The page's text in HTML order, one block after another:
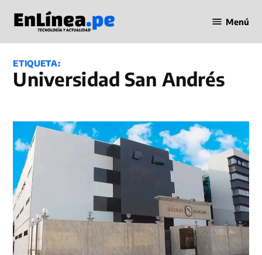
contenido
en Línea
Menú
ETIQUETA:
Universidad San Andrés